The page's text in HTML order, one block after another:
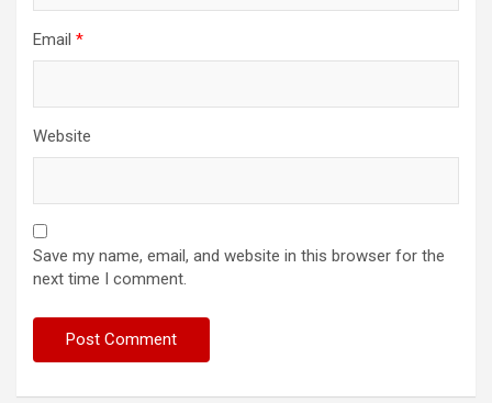
Email *
Website
Save my name, email, and website in this browser for the
next time I comment.